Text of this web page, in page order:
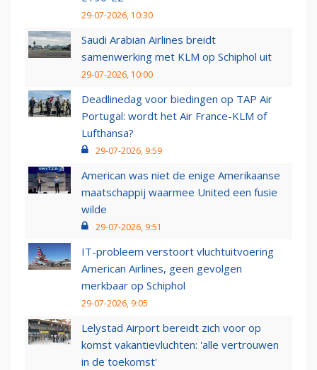
29-07-2026, 10:30
Saudi Arabian Airlines breidt
samenwerking met KLM op Schiphol uit
29-07-2026, 10:00
Deadlinedag voor biedingen op TAP Air
Portugal: wordt het Air France-KLM of
Lufthansa?
29-07-2026, 9:59
American was niet de enige Amerikaanse
maatschappij waarmee United een fusie
wilde
29-07-2026, 9:51
IT-probleem verstoort vluchtuitvoering
American Airlines, geen gevolgen
merkbaar op Schiphol
29-07-2026, 9:05
Lelystad Airport bereidt zich voor op
komst vakantievluchten: 'alle vertrouwen
in de toekomst'